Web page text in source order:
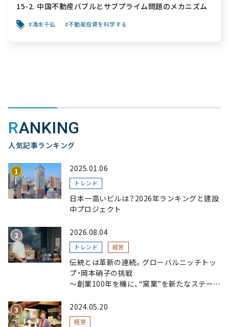
15-2. 中国不動産バブルとサブプライム問題のメカニズム
清水千弘 不動産投資を科学する
RANKING
人気記事ランキング
2025.01.06
トレンド
日本一高いビルは？2026年ランキングと建設
中プロジェクト
2026.08.04
トレンド 経営
伝統とは革新の連続。グローバルニッチトッ
プ・岡本硝子の挑戦
～創業100年を機に、“窯業”を新たなステージ
略～
2024.05.20
経営